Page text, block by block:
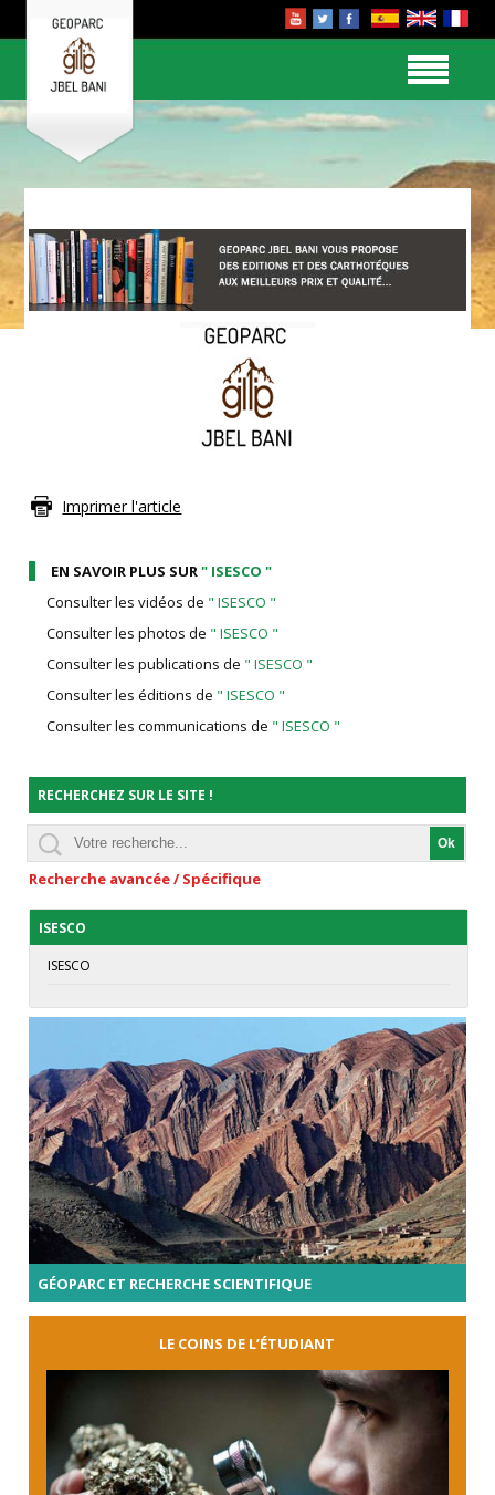
Imprimer l'article
EN SAVOIR PLUS SUR" ISESCO "
Consulter les vidéos de " ISESCO "
Consulter les photos de " ISESCO "
Consulter les publications de " ISESCO "
Consulter les éditions de " ISESCO "
Consulter les communications de " ISESCO "
RECHERCHEZ SUR LE SITE !
Recherche avancée / Spécifique
ISESCO
ISESCO
GÉOPARC ET RECHERCHE SCIENTIFIQUE
LE COINS DE L’ÉTUDIANT